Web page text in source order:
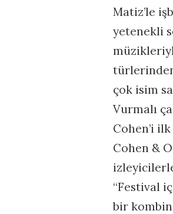
Matiz’le
yetenekli
çok isim
Vurmalı
Cohen’i
Cohen &
“Festival
bir